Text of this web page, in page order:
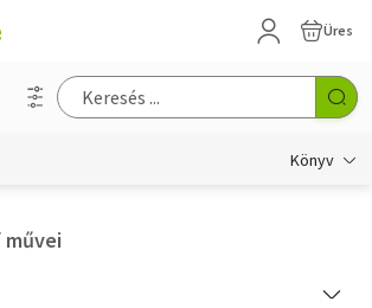
Üres
Könyv